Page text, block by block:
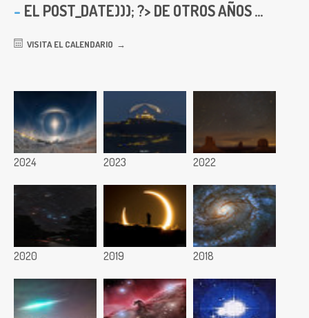
EL POST_DATE))); ?> DE OTROS AÑOS ...
VISITA EL CALENDARIO
2024 2023 2022
2020 2019 2018